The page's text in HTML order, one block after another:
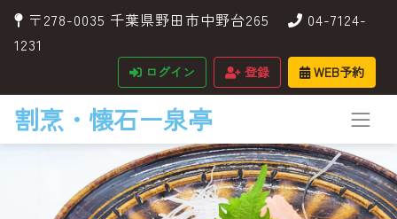
〒278-0035 千葉県野田市中野台265
04-7124-
1231
ログイン 登録 WEB予約
割烹・懐石ー泉亭